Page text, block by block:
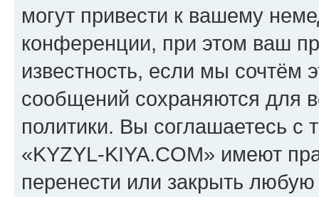
могут привести к вашему
конференции, при этом ваш
известность, если мы сочтём
сообщений сохраняются для
политики. Вы соглашаетесь
«KYZYL-KIYA.COM» имеют
перенести или закрыть